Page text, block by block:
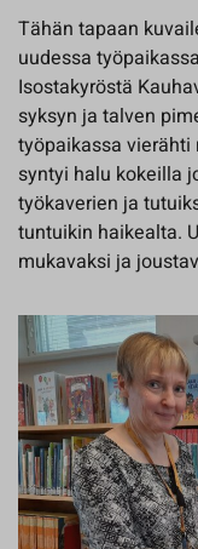
Tähän tapaan
uudessa
Isostakyröstä
syksyn ja talven
työpaikassa
syntyi halu kokeilla
työkaverien ja
tuntuikin haikealta.
mukavaksi ja